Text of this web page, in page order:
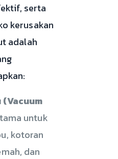
serta
kerusakan
adalah
untuk
kotoran
dan